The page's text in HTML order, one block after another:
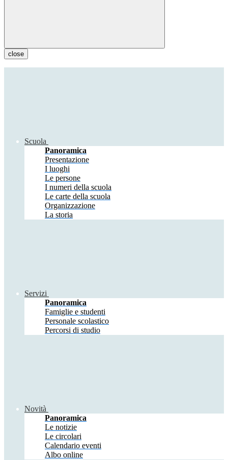
close
Scuola
Panoramica
Presentazione
I luoghi
Le persone
I numeri della scuola
Le carte della scuola
Organizzazione
La storia
Servizi
Panoramica
Famiglie e studenti
Personale scolastico
Percorsi di studio
Novità
Panoramica
Le notizie
Le circolari
Calendario eventi
Albo online